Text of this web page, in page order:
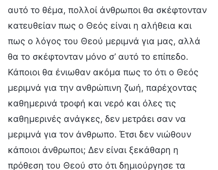
αυτό το θέμα, πολλοί άνθρωποι θα σκέφτονταν
κατευθείαν πως ο Θεός είναι η αλήθεια και
πως ο λόγος του Θεού μεριμνά για μας, αλλά
θα το σκέφτονταν μόνο σ’ αυτό το επίπεδο.
Κάποιοι θα ένιωθαν ακόμα πως το ότι ο Θεός
μεριμνά για την ανθρώπινη ζωή, παρέχοντας
καθημερινά τροφή και νερό και όλες τις
καθημερινές ανάγκες, δεν μετράει σαν να
μεριμνά για τον άνθρωπο. Έτσι δεν νιώθουν
κάποιοι άνθρωποι; Δεν είναι ξεκάθαρη η
πρόθεση του Θεού στο ότι δημιούργησε τα